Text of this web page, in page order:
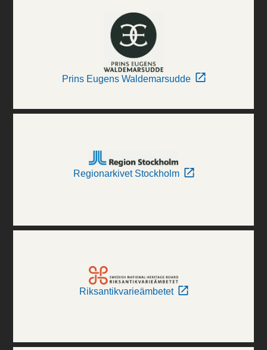
Prins Eugens Waldemarsudde
Regionarkivet Stockholm
Riksantikvarieämbetet